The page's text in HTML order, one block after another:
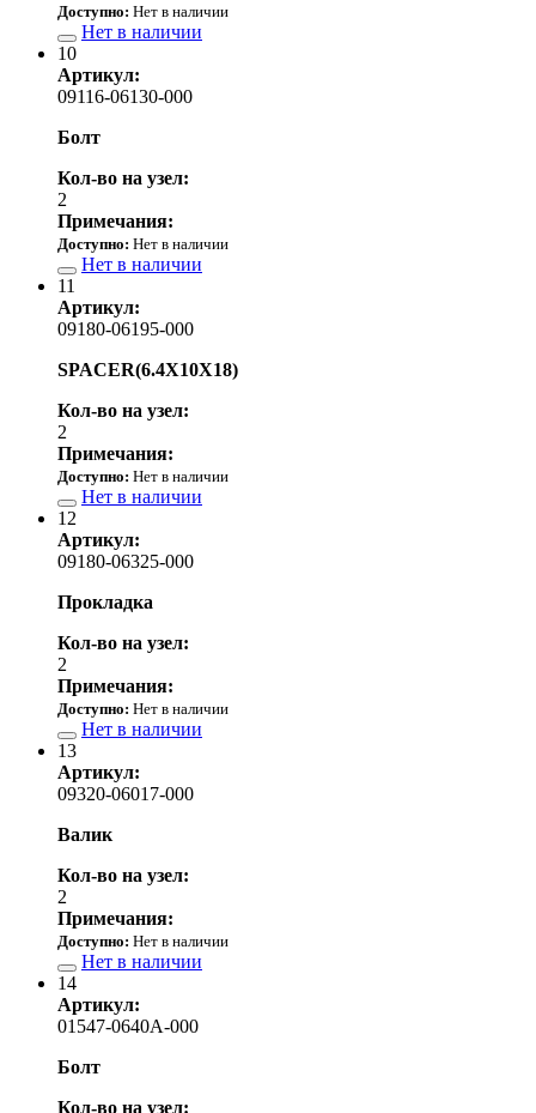
Доступно: Нет в наличии
Нет в наличии
10
Артикул:
09116-06130-000
Болт
Кол-во на узел:
2
Примечания:
Доступно: Нет в наличии
Нет в наличии
11
Артикул:
09180-06195-000
SPACER(6.4X10X18)
Кол-во на узел:
2
Примечания:
Доступно: Нет в наличии
Нет в наличии
12
Артикул:
09180-06325-000
Прокладка
Кол-во на узел:
2
Примечания:
Доступно: Нет в наличии
Нет в наличии
13
Артикул:
09320-06017-000
Валик
Кол-во на узел:
2
Примечания:
Доступно: Нет в наличии
Нет в наличии
14
Артикул:
01547-0640A-000
Болт
Кол-во на узел: